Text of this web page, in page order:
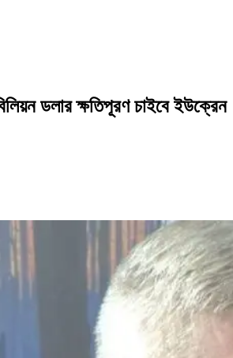
ডলার ক্ষতিপূরণ চাইবে ইউক্রেন